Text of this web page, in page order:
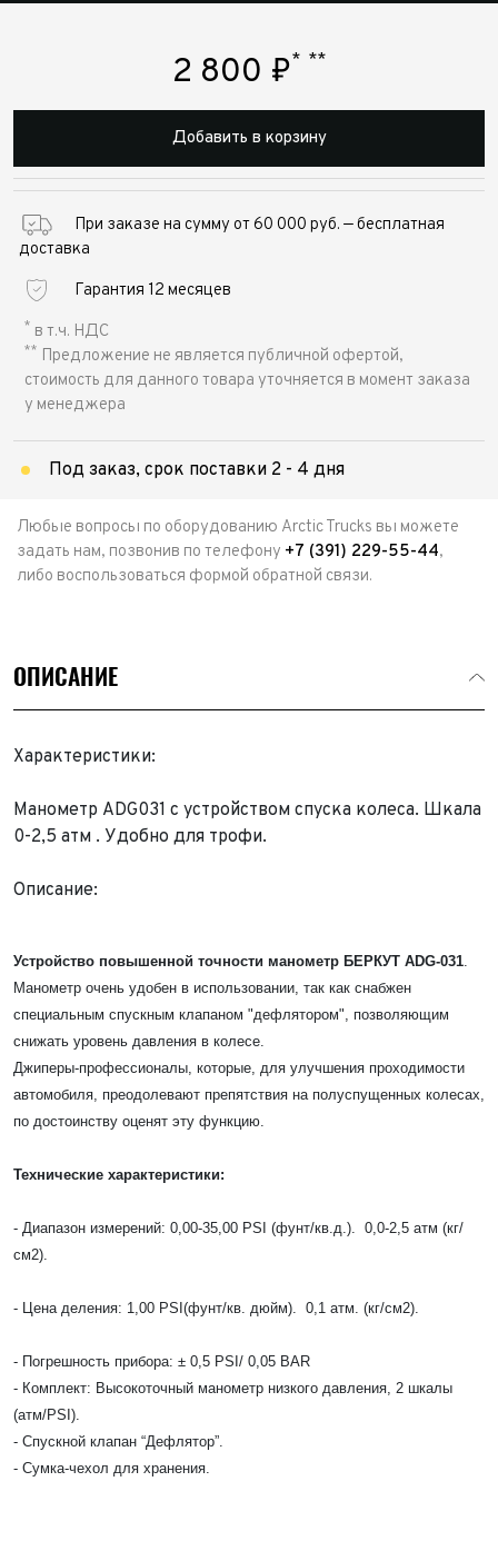
2 800 ₽* **
Добавить в корзину
При заказе на сумму от 60 000 руб. — бесплатная
доставка
Гарантия 12 месяцев
* в т.ч. НДС
** Предложение не является публичной офертой,
стоимость для данного товара уточняется в момент заказа
у менеджера
Под заказ, срок поставки 2 - 4 дня
Любые вопросы по оборудованию Arctic Trucks вы можете
задать нам, позвонив по телефону +7 (391) 229-55-44,
либо воспользоваться формой обратной связи.
ОПИСАНИЕ
Характеристики:
Манометр ADG031 с устройством спуска колеса. Шкала
0-2,5 атм . Удобно для трофи.
Описание:
Устройство повышенной точности манометр БЕРКУТ ADG-031
Манометр очень удобен в использовании, так как снабжен
специальным спускным клапаном "дефлятором", позволяющим
снижать уровень давления в колесе.
Джиперы-профессионалы, которые, для улучшения проходимости
автомобиля, преодолевают препятствия на полуспущенных колесах,
по достоинству оценят эту функцию.
Технические характеристики:
- Диапазон измерений: 0,00-35,00 PSI (фунт/кв.д.). 0,0-2,5 атм (кг/
см2).
- Цена деления: 1,00 PSI(фунт/кв. дюйм). 0,1 атм. (кг/см2).
- Погрешность прибора: ± 0,5 PSI/ 0,05 BAR
- Комплект: Высокоточный манометр низкого давления, 2 шкалы
(атм/PSI).
- Спускной клапан “Дефлятор”.
- Сумка-чехол для хранения.
Обратная связь
Имя*
Телефон*
Тема сообщения
Телефон*
E-mail*
ФИО*
Телефон*